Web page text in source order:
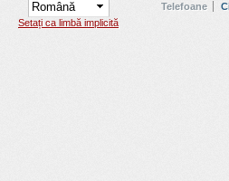
Setați ca limbă implicită
Telefoane